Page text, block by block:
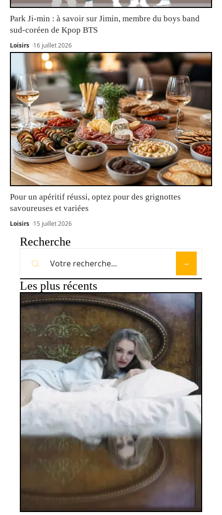
Park Ji-min : à savoir sur Jimin, membre du boys band
sud-coréen de Kpop BTS
Loisirs 16 juillet 2026
Pour un apéritif réussi, optez pour des grignottes
savoureuses et variées
Loisirs 15 juillet 2026
Recherche
Les plus récents